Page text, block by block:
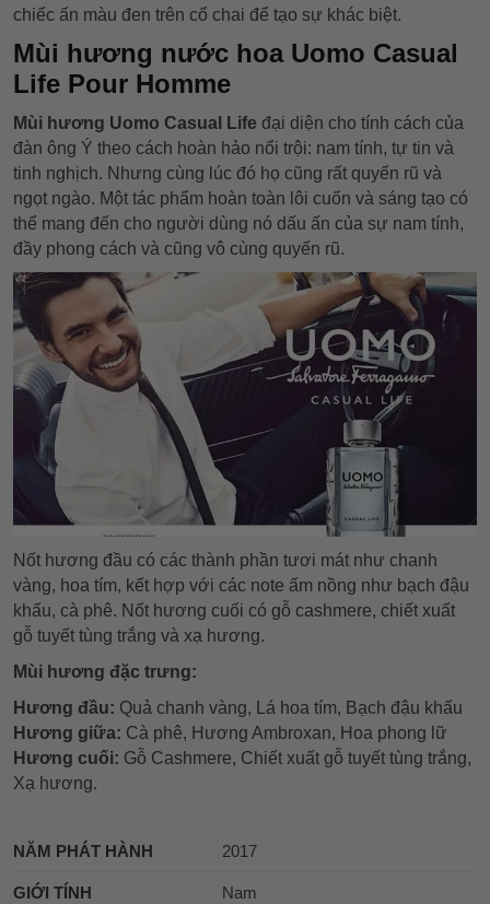
chiếc ấn màu đen trên cổ chai để tạo sự khác biệt.
Mùi hương nước hoa Uomo Casual
Life Pour Homme
Mùi hương Uomo Casual Life đại diện cho tính cách của
đàn ông Ý theo cách hoàn hảo nổi trội: nam tính, tự tin và
tinh nghịch. Nhưng cùng lúc đó họ cũng rất quyến rũ và
ngọt ngào. Một tác phẩm hoàn toàn lôi cuốn và sáng tạo có
thể mang đến cho người dùng nó dấu ấn của sự nam tính,
đầy phong cách và cũng vô cùng quyến rũ.
Nốt hương đầu có các thành phần tươi mát như chanh
vàng, hoa tím, kết hợp với các note ấm nồng như bạch đậu
khấu, cà phê. Nốt hương cuối có gỗ cashmere, chiết xuất
gỗ tuyết tùng trắng và xạ hương.
Mùi hương đặc trưng:
Hương đầu: Quả chanh vàng, Lá hoa tím, Bạch đậu khấu
Hương giữa: Cà phê, Hương Ambroxan, Hoa phong lữ
Hương cuối: Gỗ Cashmere, Chiết xuất gỗ tuyết tùng trắng,
Xạ hương.
NĂM PHÁT HÀNH 2017
GIỚI TÍNH Nam